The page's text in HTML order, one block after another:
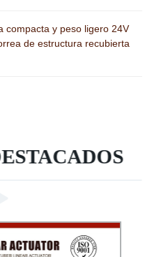
compacta y peso ligero 24V
de estructura recubierta